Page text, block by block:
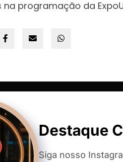
programação da
Destaque
Siga nosso